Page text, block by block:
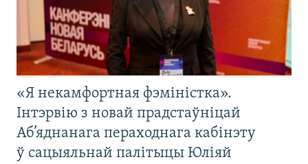
«Я некамфортная фэміністка».
Інтэрвію з новай прадстаўніцай
Аб’яднанага пераходнага кабінэту
ў сацыяльнай палітыцы Юліяй